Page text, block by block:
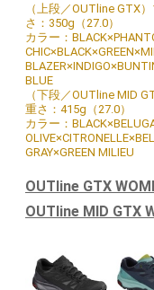
（上段／OUTline
さ：350g（27.0）
カラー：
BLUE
（下段／OUTline MID
重さ：415g（27.0）
カラー：
GRAY×GREEN MILIEU
OUTline GTX
OUTline MID GTX